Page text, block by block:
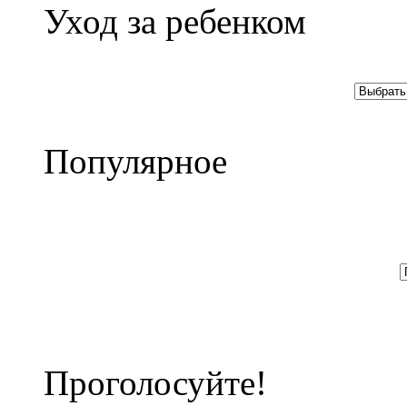
Уход за ребенком
Популярное
Проголосуйте!